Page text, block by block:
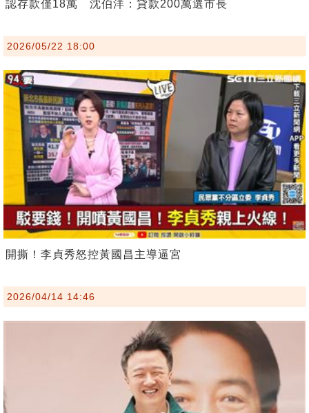
認存款僅18萬 沈伯洋：貸款200萬選市長
2026/05/22 18:00
開撕！李貞秀怒控黃國昌主導逼宮
2026/04/14 14:46